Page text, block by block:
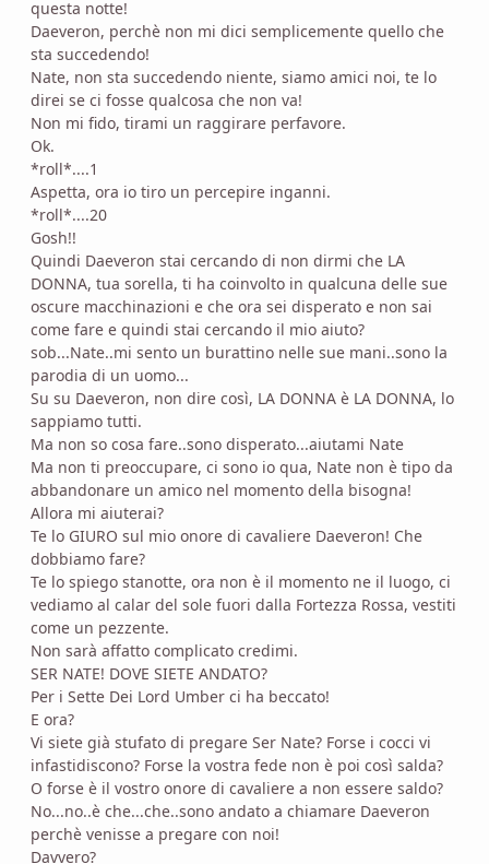
questa notte!
Daeveron, perchè non mi dici semplicemente quello che
sta succedendo!
Nate, non sta succedendo niente, siamo amici noi, te lo
direi se ci fosse qualcosa che non va!
Non mi fido, tirami un raggirare perfavore.
Ok.
*roll*....1
Aspetta, ora io tiro un percepire inganni.
*roll*....20
Gosh!!
Quindi Daeveron stai cercando di non dirmi che LA
DONNA, tua sorella, ti ha coinvolto in qualcuna delle sue
oscure macchinazioni e che ora sei disperato e non sai
come fare e quindi stai cercando il mio aiuto?
sob...Nate..mi sento un burattino nelle sue mani..sono la
parodia di un uomo...
Su su Daeveron, non dire così, LA DONNA è LA DONNA, lo
sappiamo tutti.
Ma non so cosa fare..sono disperato...aiutami Nate
Ma non ti preoccupare, ci sono io qua, Nate non è tipo da
abbandonare un amico nel momento della bisogna!
Allora mi aiuterai?
Te lo GIURO sul mio onore di cavaliere Daeveron! Che
dobbiamo fare?
Te lo spiego stanotte, ora non è il momento ne il luogo, ci
vediamo al calar del sole fuori dalla Fortezza Rossa, vestiti
come un pezzente.
Non sarà affatto complicato credimi.
SER NATE! DOVE SIETE ANDATO?
Per i Sette Dei Lord Umber ci ha beccato!
E ora?
Vi siete già stufato di pregare Ser Nate? Forse i cocci vi
infastidiscono? Forse la vostra fede non è poi così salda?
O forse è il vostro onore di cavaliere a non essere saldo?
No...no..è che...che..sono andato a chiamare Daeveron
perchè venisse a pregare con noi!
Davvero?